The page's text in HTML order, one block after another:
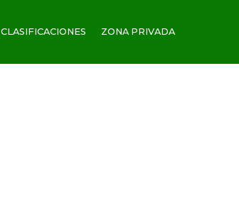
CLASIFICACIONES ZONA PRIVADA